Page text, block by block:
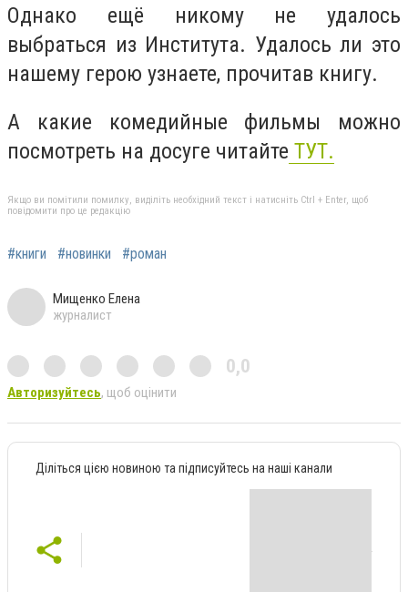
Однако ещё никому не удалось
выбраться из Института. Удалось ли это
нашему герою узнаете, прочитав книгу.
А какие комедийные фильмы можно
посмотреть на досуге читайте ТУТ.
Якщо ви помітили помилку, виділіть необхідний текст і натисніть Ctrl + Enter, щоб
повідомити про це редакцію
#книги #новинки #роман
Мищенко Елена
журналист
0,0
Авторизуйтесь, щоб оцінити
Діліться цією новиною та підписуйтесь на наші канали